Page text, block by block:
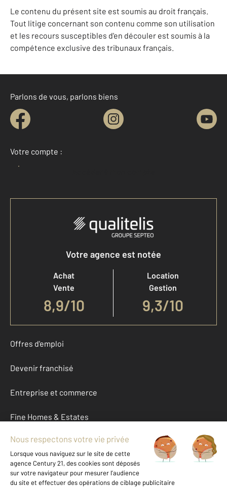
Le contenu du présent site est soumis au droit français.
Tout litige concernant son contenu comme son utilisation
et les recours susceptibles d'en découler est soumis à la
compétence exclusive des tribunaux français.
Parlons de vous, parlons biens
Votre compte :
Votre agence est notée
Achat
Vente
8,9/10
Location
Gestion
9,3/10
Offres d'emploi
Devenir franchisé
Entreprise et commerce
Fine Homes & Estates
À propos
International